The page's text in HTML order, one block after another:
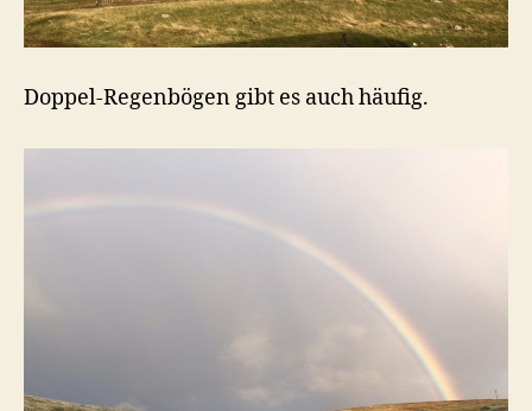
Doppel-Regenbögen gibt es auch häufig.